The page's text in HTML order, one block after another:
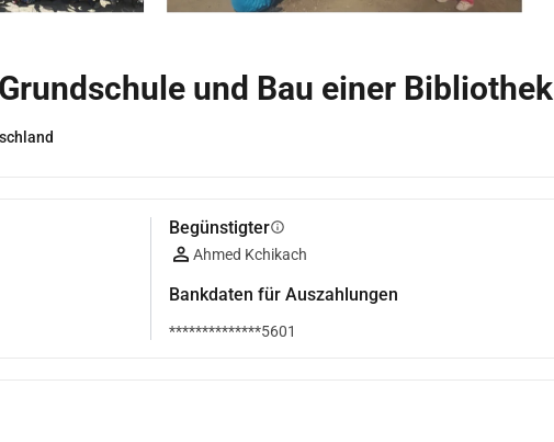
und Bau einer Bibliothek
Begünstigterinfo
Ahmed Kchikach
Bankdaten für Auszahlungen
**************5601